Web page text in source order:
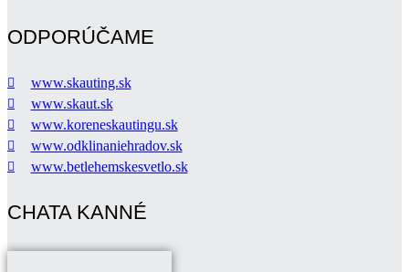
ODPORÚČAME
www.skauting.sk
www.skaut.sk
www.koreneskautingu.sk
www.odklinaniehradov.sk
www.betlehemskesvetlo.sk
CHATA KANNÉ